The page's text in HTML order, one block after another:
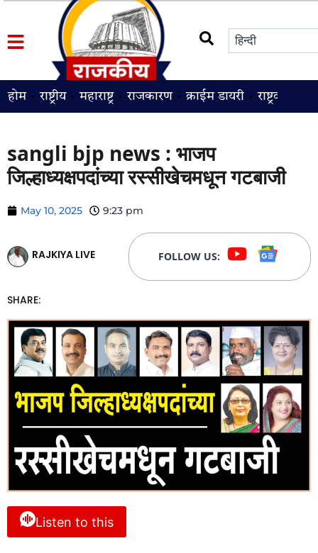
होम राष्ट्रीय महाराष्ट्र राजकारण क्राईम डायरी राष्ट्रवादी
sangli bjp news : भाजप
जिल्हाध्यक्षपदांच्या रस्सीखेचमधून गटबाजी
May 10, 2025 9:23 pm
RAJKIYA LIVE FOLLOW US:
SHARE:
Listen to this